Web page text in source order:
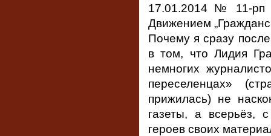
17.01.2014№ 11-рп
Движением
Почему я сразу
в том, что Лидия
немногих
переселенцах»
прижилась) не
газеты, а всерьёз,
героев своих